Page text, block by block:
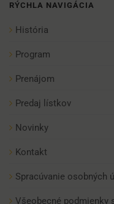
RÝCHLA NAVIGÁCIA
História
Program
Prenájom
Predaj lístkov
Novinky
Kontakt
Spracúvanie osobných
Všeobecné podmienky